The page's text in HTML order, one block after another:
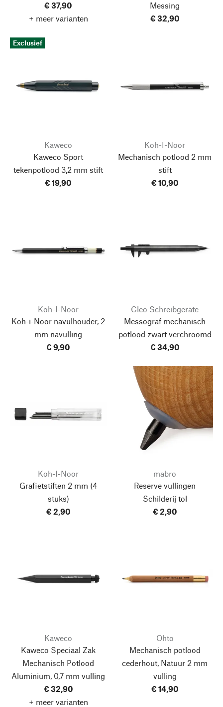
€ 37,90
+ meer varianten
Messing
€ 32,90
Exclusief
Kaweco
Kaweco Sport
tekenpotlood 3,2 mm stift
€ 19,90
Koh-I-Noor
Mechanisch potlood 2 mm
stift
€ 10,90
Koh-I-Noor
Koh-i-Noor navulhouder, 2
mm navulling
€ 9,90
Cleo Schreibgeräte
Messograf mechanisch
potlood zwart verchroomd
€ 34,90
Koh-I-Noor
Grafietstiften 2 mm (4
stuks)
€ 2,90
mabro
Reserve vullingen
Schilderij tol
€ 2,90
Kaweco
Kaweco Speciaal Zak
Mechanisch Potlood
Aluminium, 0,7 mm vulling
€ 32,90
+ meer varianten
Ohto
Mechanisch potlood
cederhout, Natuur 2 mm
vulling
€ 14,90